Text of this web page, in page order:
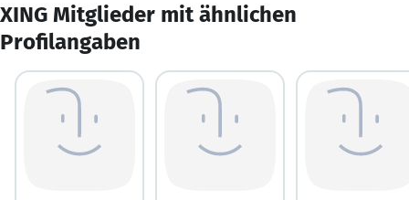
XING Mitglieder mit ähnlichen
Profilangaben